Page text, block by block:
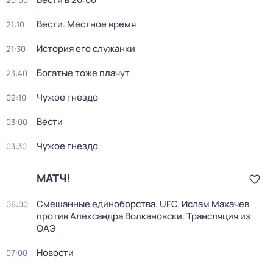
21:10 Вести. Местное время
21:30 История его служанки
23:40 Богатые тоже плачут
02:10 Чужое гнездо
03:00 Вести
03:30 Чужое гнездо
МАТЧ!
06:00
Смешанные единоборства. UFC. Ислам Махачев
против Александра Волкановски. Трансляция из
ОАЭ
07:00 Новости